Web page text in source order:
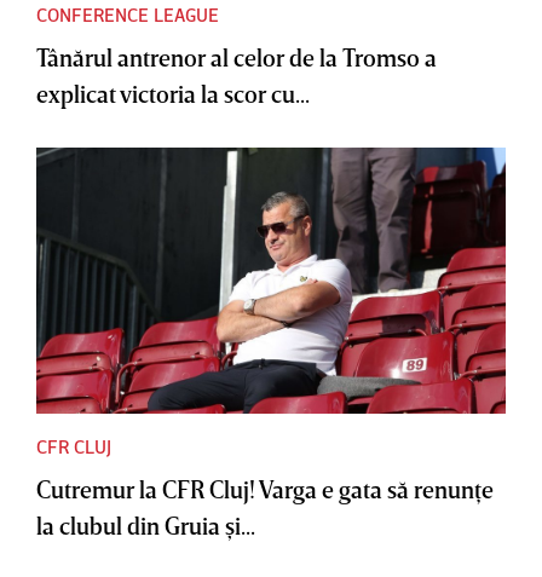
CONFERENCE LEAGUE
Tânărul antrenor al celor de la Tromso a
explicat victoria la scor cu...
CFR CLUJ
Cutremur la CFR Cluj! Varga e gata să renunţe
la clubul din Gruia şi...